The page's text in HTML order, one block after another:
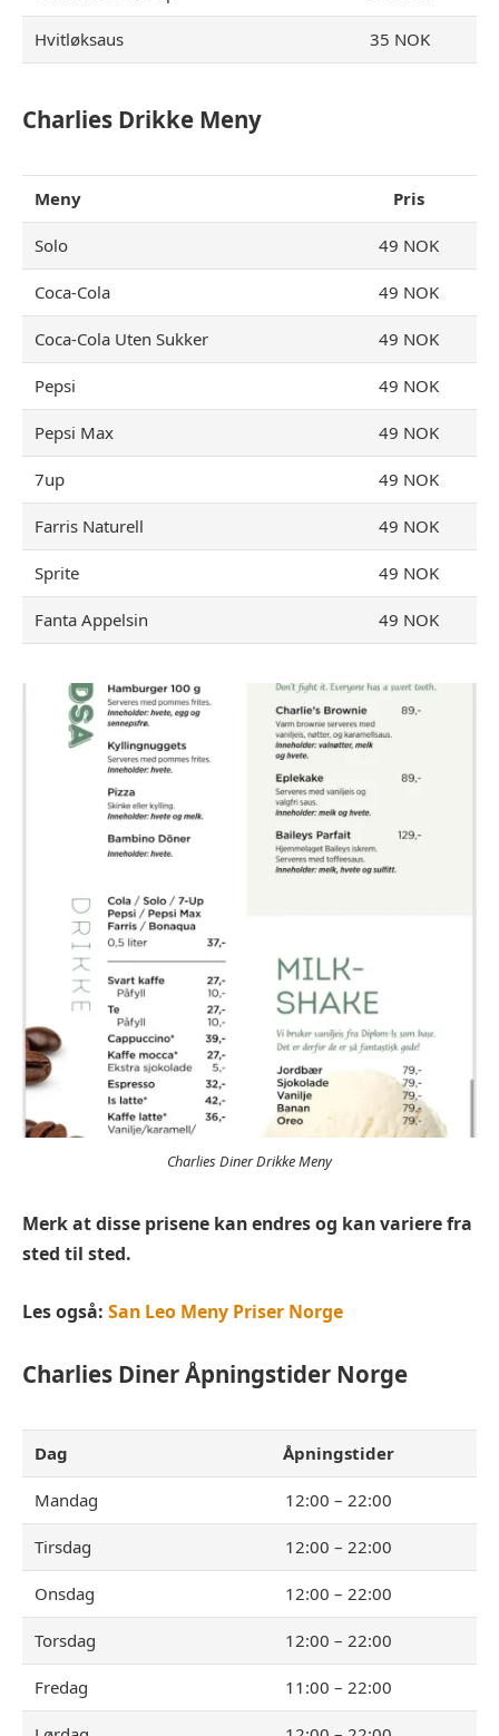
Hvitløksaus 35 NOK
Charlies Drikke Meny
Meny Pris
Solo 49 NOK
Coca-Cola 49 NOK
Coca-Cola Uten Sukker 49 NOK
Pepsi 49 NOK
Pepsi Max 49 NOK
7up 49 NOK
Farris Naturell 49 NOK
Sprite 49 NOK
Fanta Appelsin 49 NOK
Charlies Diner Drikke Meny
Merk at disse prisene kan endres og kan variere fra
sted til sted.
Les også: San Leo Meny Priser Norge
Charlies DinerÅpningstider Norge
Dag Åpningstider
Mandag 12:00 – 22:00
Tirsdag 12:00 – 22:00
Onsdag 12:00 – 22:00
Torsdag 12:00 – 22:00
Fredag 11:00 – 22:00